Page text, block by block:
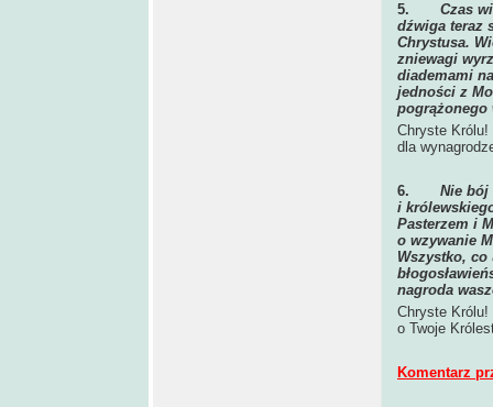
5. Czas
dźwiga teraz
Chrystusa.
zniewagi
diademami
jedności z
pogrążonego
Chryste
dla
6. Nie bój
i
Pasterzem i
o wzywanie
Wszystko,
nagroda
Chryste Królu!
o Twoje
Komentarz